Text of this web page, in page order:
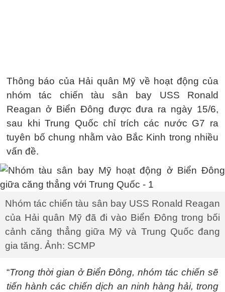
Thông báo của Hải quân Mỹ về hoạt động của
nhóm tác chiến tàu sân bay USS Ronald
Reagan ở Biển Đông được đưa ra ngày 15/6,
sau khi Trung Quốc chỉ trích các nước G7 ra
tuyên bố chung nhằm vào Bắc Kinh trong nhiều
vấn đề.
Nhóm tác chiến tàu sân bay USS Ronald Reagan
của Hải quân Mỹ đã đi vào Biển Đông trong bối
cảnh căng thẳng giữa Mỹ và Trung Quốc đang
gia tăng. Ảnh: SCMP
“Trong thời gian ở Biển Đông, nhóm tác chiến sẽ
tiến hành các chiến dịch an ninh hàng hải, trong